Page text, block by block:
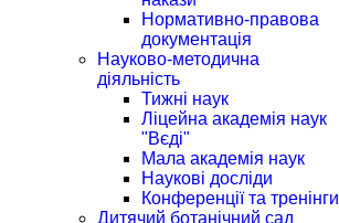
Нормативно-правова
документація
Науково-методична
діяльність
Тижні наук
Ліцейна академія наук
"Вєді"
Мала академія наук
Наукові досліди
Конференції та тренінги
Дитячий ботанічний сад